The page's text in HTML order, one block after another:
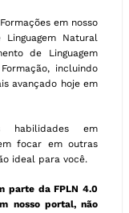
em nosso
Natural
de Linguagem
incluindo
avançado hoje em
habilidades em
focar em outras
ideal para você.
parte da FPLN 4.0
nosso portal, não